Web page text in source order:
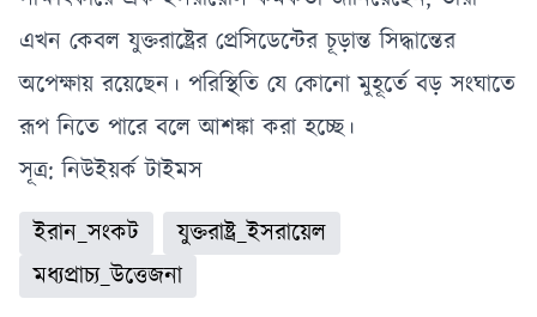
এখন কেবল যুক্তরাষ্ট্রের প্রেসিডেন্টের চূড়ান্ত সিদ্ধান্তের
অপেক্ষায় রয়েছেন। পরিস্থিতি যে কোনো মুহূর্তে বড় সংঘাতে
রূপ নিতে পারে বলে আশঙ্কা করা হচ্ছে।
সূত্র: নিউইয়র্ক টাইমস
ইরান_সংকট
যুক্তরাষ্ট্র_ইসরায়েল
মধ্যপ্রাচ্য_উত্তেজনা